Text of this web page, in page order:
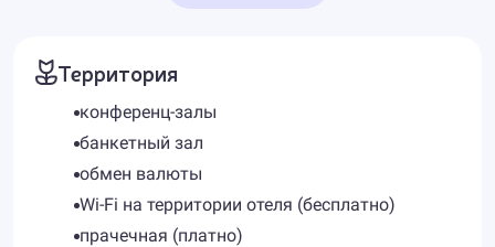
Территория
конференц-залы
банкетный зал
обмен валюты
Wi-Fi на территории отеля (бесплатно)
прачечная (платно)